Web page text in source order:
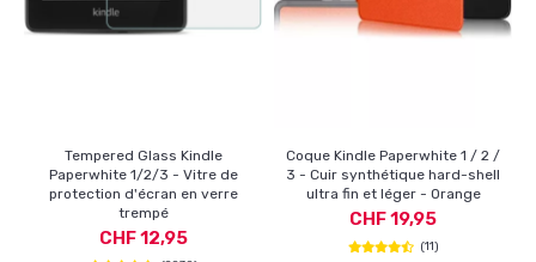
Tempered Glass Kindle
Paperwhite 1/2/3 - Vitre de
protection d'écran en verre
trempé
CHF 12,95
Coque Kindle Paperwhite 1 / 2 /
3 - Cuir synthétique hard-shell
ultra fin et léger - Orange
CHF 19,95
(11)